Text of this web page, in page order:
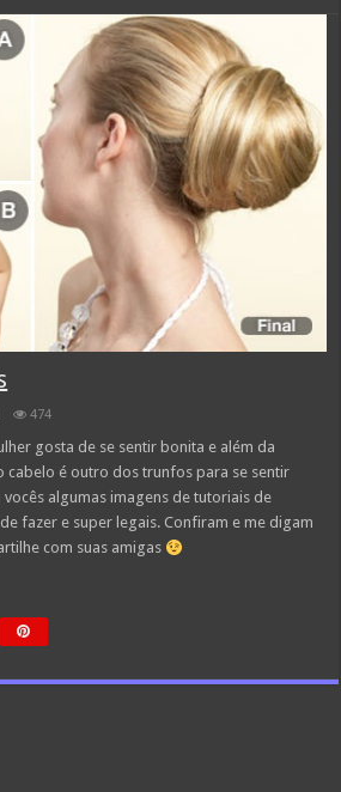
474
gosta de se sentir bonita e além da
cabelo é outro dos trunfos para se sentir
algumas imagens de tutoriais de
fazer e super legais. Confiram e me digam
com suas amigas